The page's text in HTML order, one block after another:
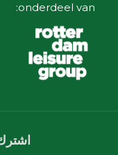
onderdeel van: